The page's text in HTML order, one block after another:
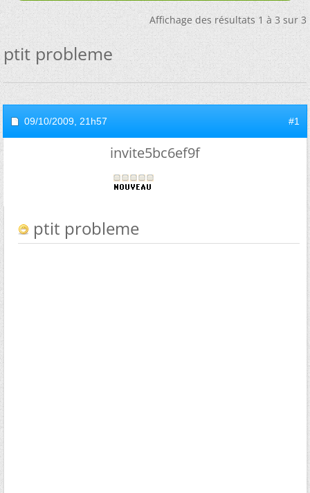
Affichage des résultats 1 à 3 sur 3
ptit probleme
09/10/2009, 21h57 #1
invite5bc6ef9f
ptit probleme